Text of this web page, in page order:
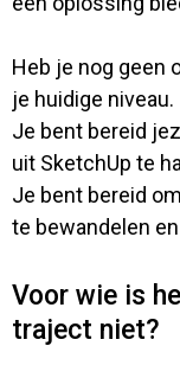
Heb je nog geen
je huidige niveau.
Je bent bereid
uit SketchUp te
Je bent bereid
te bewandelen
Voor wie is
traject niet?